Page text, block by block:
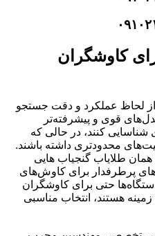
کاوشگران
لحاظ عملکرد و دقت جستجو
قوی و پیشرفته‌تر
شناسایی کنند، در حالی که
محدودتری داشته باشند.
همان طلایاب گنجیاب هایی
پرطرفدار برای کاوش‌های
حتی برای کاوشگران
هستند، انتخاب مناسبی